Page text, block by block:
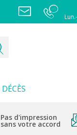
DÉCÈS
Pas d'impression
sans votre accord